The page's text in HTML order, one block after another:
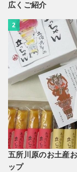
広くご紹介
2
五所川原のお土産
ップ